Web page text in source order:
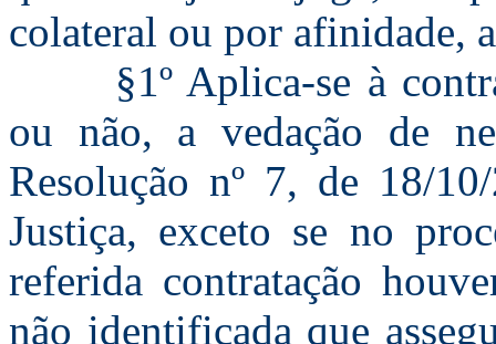
colateral ou por afinidade,
§1º Aplica-se à
ou não, a vedação de
Resolução nº 7, de 18/
Justiça, exceto se no
referida contratação
não identificada que